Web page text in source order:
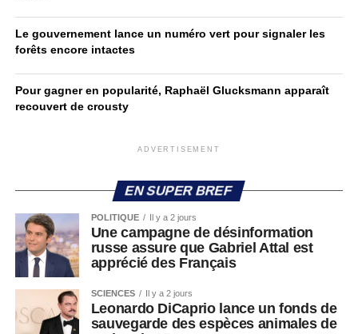
Le gouvernement lance un numéro vert pour signaler les
forêts encore intactes
Pour gagner en popularité, Raphaël Glucksmann apparaît
recouvert de crousty
ADVERTISEMENT
EN SUPER BREF
POLITIQUE Il y a 2 jours
Une campagne de désinformation
russe assure que Gabriel Attal est
apprécié des Français
SCIENCES Il y a 2 jours
Leonardo DiCaprio lance un fonds de
sauvegarde des espèces animales de